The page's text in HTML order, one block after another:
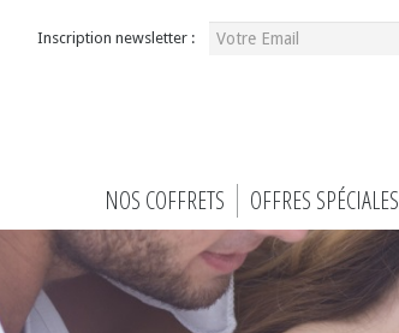
Inscription newsletter :
NOS COFFRETS OFFRES SPÉCIALES